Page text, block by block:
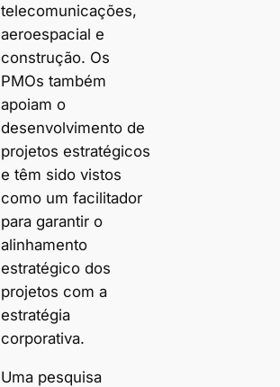
telecomunicações,
aeroespacial e
construção. Os
PMOs também
apoiam o
desenvolvimento de
projetos estratégicos
e têm sido vistos
como um facilitador
para garantir o
alinhamento
estratégico dos
projetos com a
estratégia
corporativa.
Uma pesquisa